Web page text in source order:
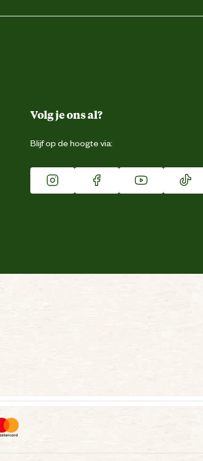
Volg je ons al?
Blijf op de hoogte via: